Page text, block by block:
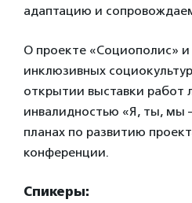
адаптацию и
О проекте «Социополис»
инклюзивных
открытии выставки работ
инвалидностью «Я, ты, мы
планах по развитию
конференции.
Спикеры: